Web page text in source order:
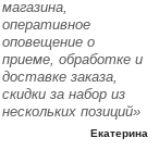
магазина,
оперативное
оповещение о
приеме, обработке и
доставке заказа,
скидки за набор из
нескольких позиций»
Екатерина